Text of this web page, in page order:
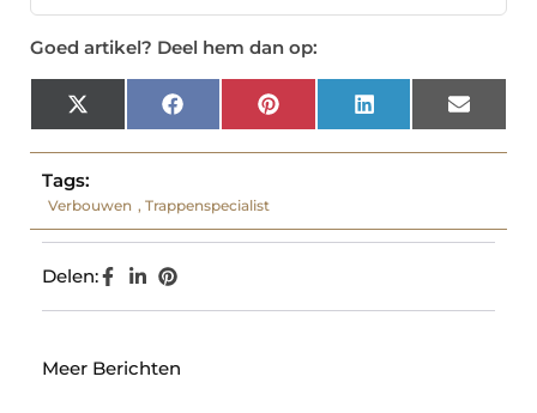
Goed artikel? Deel hem dan op:
X
(Twitter)
Facebook Pinterest LinkedIn Email
Tags:
Verbouwen , Trappenspecialist
Delen:
Meer Berichten